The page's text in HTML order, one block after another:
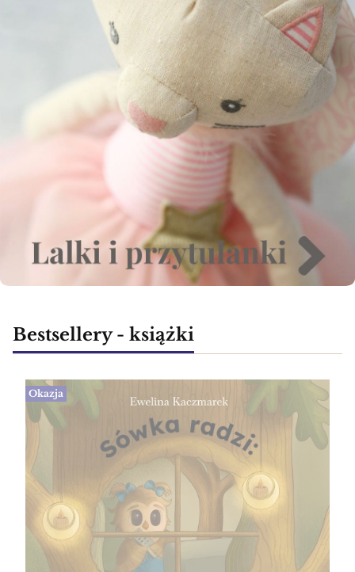
Bestsellery - książki
Okazja